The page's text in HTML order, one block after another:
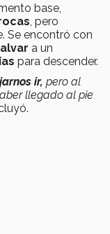
base,
, pero
Se encontró con
a un
para descender.
ir, pero al
llegado al pie